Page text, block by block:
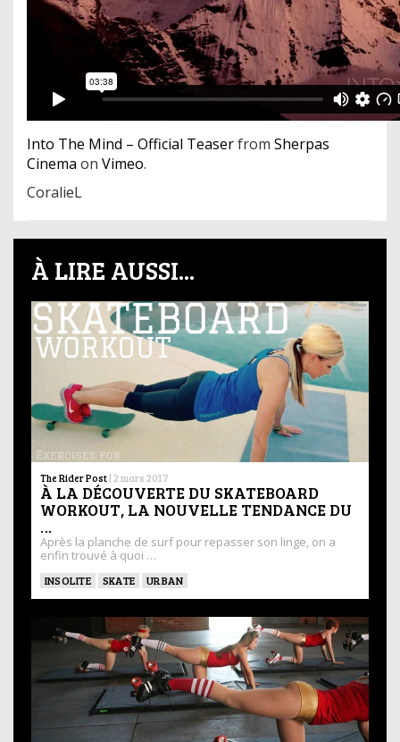
Into The Mind – Official Teaserfrom Sherpas
Cinema on Vimeo.
CoralieL
À LIRE AUSSI...
The Rider Post | 2 mars 2017
À LA DÉCOUVERTE DU SKATEBOARD
WORKOUT, LA NOUVELLE TENDANCE DU
…
Après la planche de surf pour repasser son linge, on a
enfin trouvé à quoi …
INSOLITE SKATE URBAN